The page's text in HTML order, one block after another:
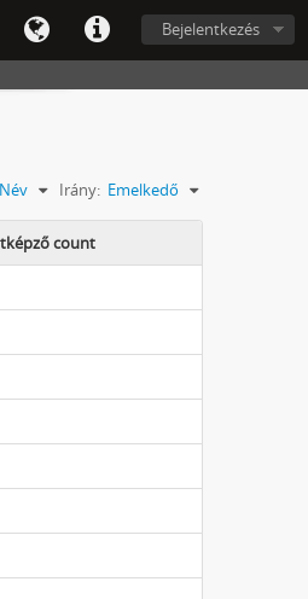
Bejelentkezés
Név Irány: Emelkedő
count